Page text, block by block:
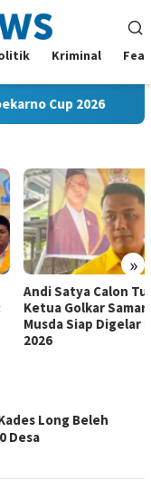
Kriminal
Cup 2026
»
Calon Tunggal
Samarinda,
Digelar 8 Agustus
Long Beleh
Desa